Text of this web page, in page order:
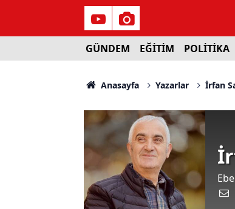
GÜNDEM EĞİTİM POLİTİKA
Anasayfa Yazarlar İrfan